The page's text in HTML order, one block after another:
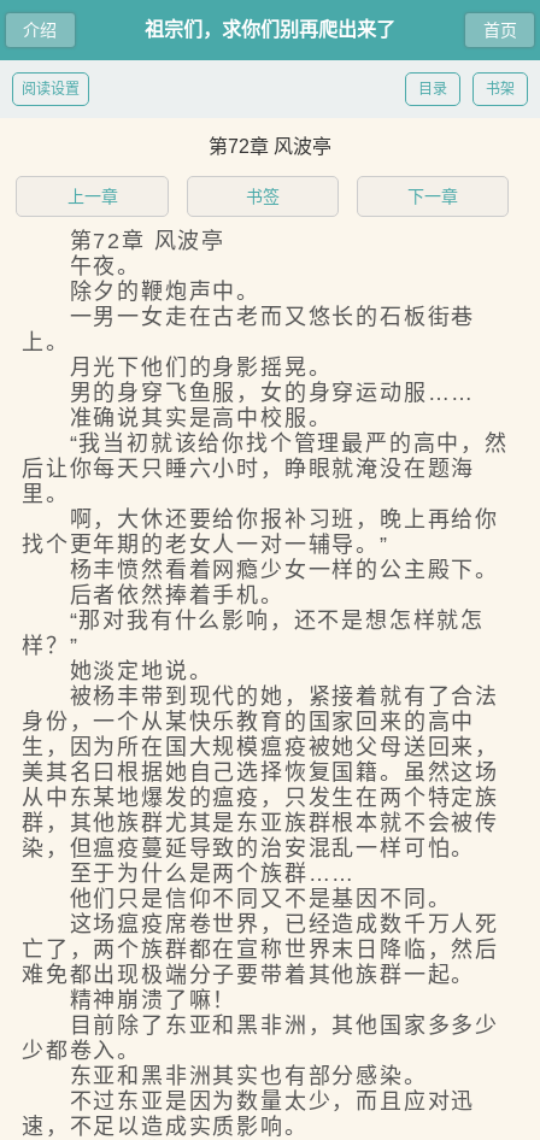
介绍 首页
祖宗们，求你们别再爬出来了
书架
目录
阅读设置
第72章 风波亭
上一章 书签 下一章
第72章 风波亭
午夜。
除夕的鞭炮声中。
一男一女走在古老而又悠长的石板街巷
上。
月光下他们的身影摇晃。
男的身穿飞鱼服，女的身穿运动服……
准确说其实是高中校服。
“我当初就该给你找个管理最严的高中，然
后让你每天只睡六小时，睁眼就淹没在题海
里。
啊，大休还要给你报补习班，晚上再给你
找个更年期的老女人一对一辅导。”
杨丰愤然看着网瘾少女一样的公主殿下。
后者依然捧着手机。
“那对我有什么影响，还不是想怎样就怎
样？”
她淡定地说。
被杨丰带到现代的她，紧接着就有了合法
身份，一个从某快乐教育的国家回来的高中
生，因为所在国大规模瘟疫被她父母送回来，
美其名曰根据她自己选择恢复国籍。虽然这场
从中东某地爆发的瘟疫，只发生在两个特定族
群，其他族群尤其是东亚族群根本就不会被传
染，但瘟疫蔓延导致的治安混乱一样可怕。
至于为什么是两个族群……
他们只是信仰不同又不是基因不同。
这场瘟疫席卷世界，已经造成数千万人死
亡了，两个族群都在宣称世界末日降临，然后
难免都出现极端分子要带着其他族群一起。
精神崩溃了嘛！
目前除了东亚和黑非洲，其他国家多多少
少都卷入。
东亚和黑非洲其实也有部分感染。
不过东亚是因为数量太少，而且应对迅
速，不足以造成实质影响。